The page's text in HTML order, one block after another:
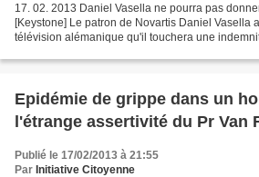
17. 02. 2013 Daniel Vasella ne pourra pas
[Keystone] Le patron de Novartis Daniel Vasella
télévision alémanique qu'il touchera une
Epidémie de grippe dans un
l'étrange assertivité du Pr Van
Publié le 17/02/2013 à 21:55
Par Initiative Citoyenne